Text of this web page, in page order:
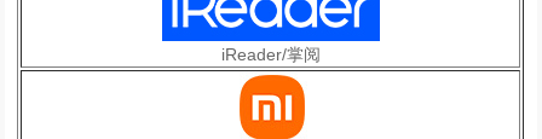
iReader/掌阅